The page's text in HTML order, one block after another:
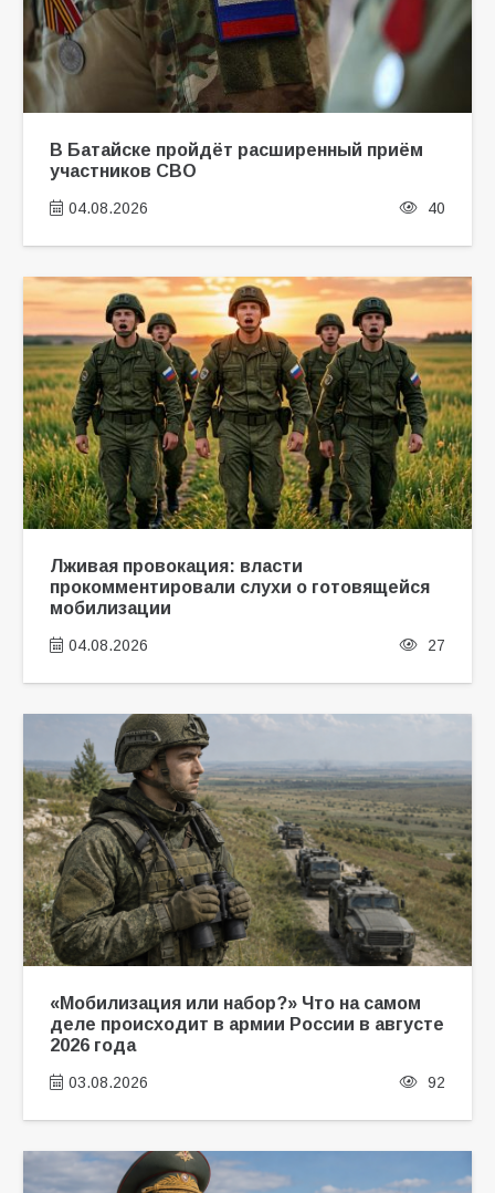
В Батайске пройдёт расширенный приём
участников СВО
04.08.2026 40
Лживая провокация: власти
прокомментировали слухи о готовящейся
мобилизации
04.08.2026 27
«Мобилизация или набор?» Что на самом
деле происходит в армии России в августе
2026 года
03.08.2026 92